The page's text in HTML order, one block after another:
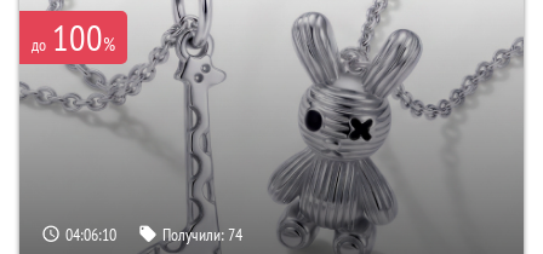
до 100%
04:06:09 Получили:74